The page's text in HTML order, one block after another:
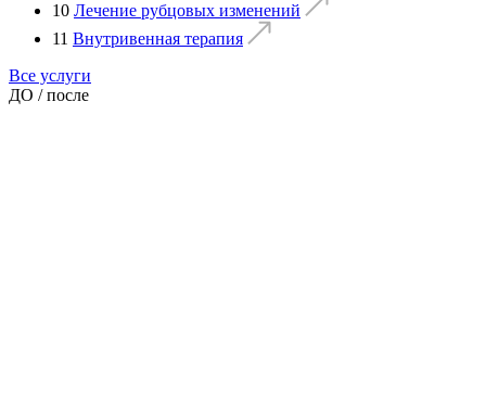
10 Лечение рубцовых изменений
11 Внутривенная терапия
Все услуги
ДО / после